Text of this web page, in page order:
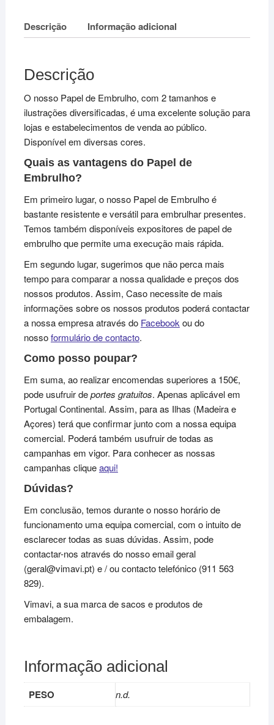
Descrição Informação adicional
Descrição
O nosso Papel de Embrulho, com 2 tamanhos e
ilustrações diversificadas, é uma excelente solução para
lojas e estabelecimentos de venda ao público.
Disponível em diversas cores.
Quais as vantagens do Papel de
Embrulho?
Em primeiro lugar, o nosso Papel de Embrulho é
bastante resistente e versátil para embrulhar presentes.
Temos também disponíveis expositores de papel de
embrulho que permite uma execução mais rápida.
Em segundo lugar, sugerimos que não perca mais
tempo para comparar a nossa qualidade e preços dos
nossos produtos. Assim, Caso necessite de mais
informações sobre os nossos produtos poderá contactar
a nossa empresa através do Facebookou do
nossoformulário de contacto.
Como posso poupar?
Em suma, ao realizar encomendas superiores a 150€,
pode usufruir deportes gratuitos. Apenas aplicável em
Portugal Continental. Assim, para as Ilhas (Madeira e
Açores) terá que confirmar junto com a nossa equipa
comercial. Poderá também usufruir de todas as
campanhas em vigor. Para conhecer as nossas
campanhas cliqueaqui!
Dúvidas?
Em conclusão, temos durante o nosso horário de
funcionamento uma equipa comercial, com o intuito de
esclarecer todas as suas dúvidas. Assim, pode
contactar-nos através do nosso email geral
(geral@vimavi.pt) e / ou contacto telefónico (911 563
829).
Vimavi, a sua marca de sacos e produtos de
embalagem.
Informação adicional
PESO n.d.